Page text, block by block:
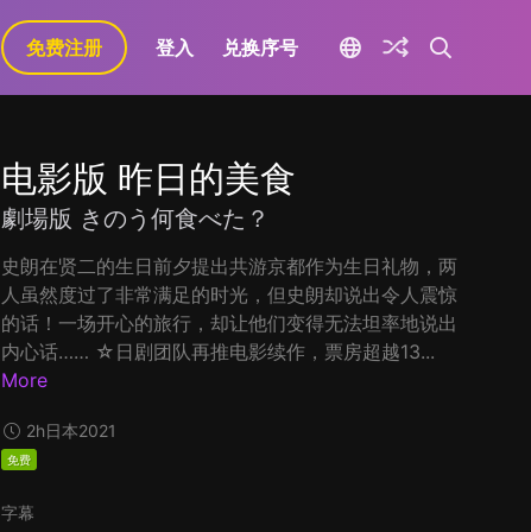
免费注册 登入 兑换序号
电影版 昨日的美食
劇場版 きのう何食べた？
史朗在贤二的生日前夕提出共游京都作为生日礼物，两
人虽然度过了非常满足的时光，但史朗却说出令人震惊
的话！一场开心的旅行，却让他们变得无法坦率地说出
内心话…… ☆日剧团队再推电影续作，票房超越13...
More
2h日本2021
免费
字幕